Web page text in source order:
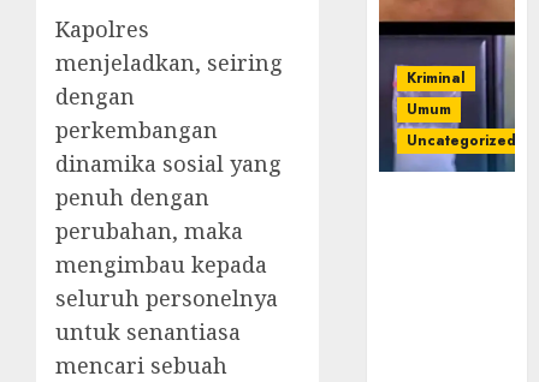
Kapolres
menjeladkan, seiring
dengan
perkembangan
dinamika sosial yang
penuh dengan
perubahan, maka
mengimbau kepada
seluruh personelnya
untuk senantiasa
mencari sebuah
Kriminal
Umum
Uncategorized